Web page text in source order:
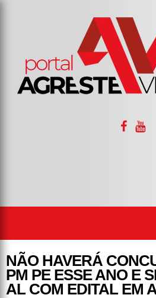
NÃO HAVERÁ
PM PE ESSE ANO E
AL COM EDITAL EM